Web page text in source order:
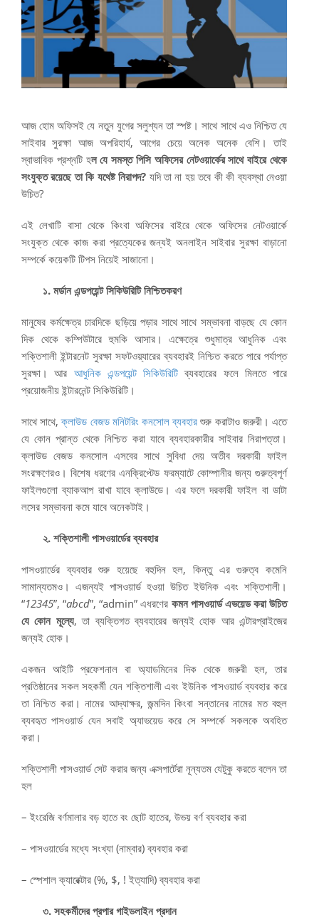
আজ হোম অফিসই যে নতুন যুগের সলুশ্যন তা স্পষ্ট। সাথে সাথে এও নিশ্চিত যে
সাইবার সুরক্ষা আজ অপরিহার্য, আগের চেয়ে অনেক অনেক বেশি। তাই
স্বাভাবিক প্রশ্নটি হল যে সমস্ত পিসি অফিসের নেটওয়ার্কের সাথে বাইরে থেকে
সংযুক্ত রয়েছে তা কি যথেষ্ট নিরাপদ? যদি তা না হয় তবে কী কী ব্যবস্থা নেওয়া
উচিত?
এই লেখাটি বাসা থেকে কিংবা অফিসের বাইরে থেকে অফিসের নেটওয়ার্কে
সংযুক্ত থেকে কাজ করা প্রত্যেকের জন্যই অনলাইন সাইবার সুরক্ষা বাড়ানো
সম্পর্কে কয়েকটি টিপস নিয়েই সাজানো।
১. মর্ডান এন্ডপয়েন্ট সিকিউরিটি নিশ্চিতকরণ
মানুষের কর্মক্ষেত্র চারদিকে ছড়িয়ে পড়ার সাথে সাথে সম্ভাবনা বাড়ছে যে কোন
দিক থেকে কম্পিউটারে হুমকি আসার। এক্ষেত্রে শুধুমাত্র আধুনিক এবং
শক্তিশালী ইন্টারনেট সুরক্ষা সফটওয়্যারের ব্যবহারই নিশ্চিত করতে পারে পর্যাপ্ত
সুরক্ষা। আর আধুনিক এন্ডপয়েন্ট সিকিউরিটি ব্যবহারের ফলে মিলতে পারে
প্রয়োজনীয় ইন্টারনেন্ট সিকিউরিটি।
সাথে সাথে,ক্লাউড বেজড মনিটরিং কনসোল ব্যবহারশুরু করাটাও জরুরী। এতে
যে কোন প্রান্ত থেকে নিশ্চিত করা যাবে ব্যবহারকারীর সাইবার নিরাপত্তা।
ক্লাউড বেজড কনসোল এসবের সাথে সুবিধা দেয় অতীব দরকারী ফাইল
সংরক্ষণেরও। বিশেষ ধরণের এনক্রিপ্টেড ফরম্যাটে কোম্পানীর জন্য গুরুত্বপূর্ণ
ফাইলগুলো ব্যাকআপ রাখা যাবে ক্লাউডে। এর ফলে দরকারী ফাইল বা ডাটা
লসের সম্ভাবনা কমে যাবে অনেকটাই।
২. শক্তিশালী পাসওয়ার্ডের ব্যবহার
পাসওয়ার্ডের ব্যবহার শুরু হয়েছে বহুদিন হল, কিন্তু এর গুরুত্ব কমেনি
সামান্যতমও। এজন্যই পাসওয়ার্ড হওয়া উচিত ইউনিক এবং শক্তিশালী।
“12345”, “abcd”, “admin” এধরণের কমন পাসওয়ার্ড এভয়েড করা উচিত
যে কোন মূল্যে, তা ব্যক্তিগত ব্যবহারের জন্যই হোক আর এন্টারপ্রাইজের
জন্যই হোক।
একজন আইটি প্রফেশনাল বা অ্যাডমিনের দিক থেকে জরুরী হল, তার
প্রতিষ্ঠানের সকল সহকর্মী যেন শক্তিশালী এবং ইউনিক পাসওয়ার্ড ব্যবহার করে
তা নিশ্চিত করা। নামের আদ্যাক্ষর, জন্মদিন কিংবা সন্তানের নামের মত বহুল
ব্যবহৃত পাসওয়ার্ড যেন সবাই অ্যাভয়েড করে সে সম্পর্কে সকলকে অবহিত
করা।
শক্তিশালী পাসওয়ার্ড সেট করার জন্য এক্সপার্টেরা নূন্যতম যেটুকু করতে বলেন তা
হল
– ইংরেজি বর্ণমালার বড় হাতে বং ছোট হাতের, উভয় বর্ণ ব্যবহার করা
– পাসওয়ার্ডের মধ্যে সংখ্যা (নাম্বার) ব্যবহার করা
– স্পেশাল ক্যারেক্টার (%, $, ! ইত্যাদি) ব্যবহার করা
৩. সহকর্মীদের প্রপার গাইডলাইন প্রদান